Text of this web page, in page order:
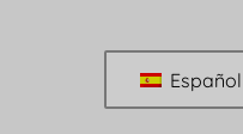
Español